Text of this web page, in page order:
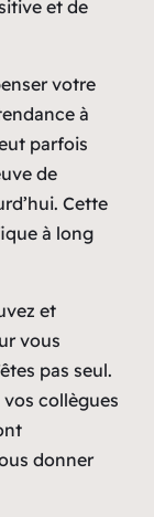
et de
votre
à
parfois
de
Cette
à long
et
vous
pas seul.
vos collègues
donner